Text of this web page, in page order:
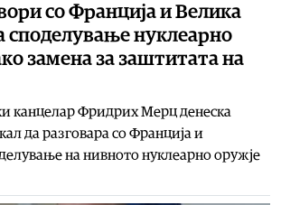
со Франција и Велика
споделување нуклеарно
замена за заштитата на
канцелар Фридрих Мерц денеска
да разговара со Франција и
на нивното нуклеарно оружје